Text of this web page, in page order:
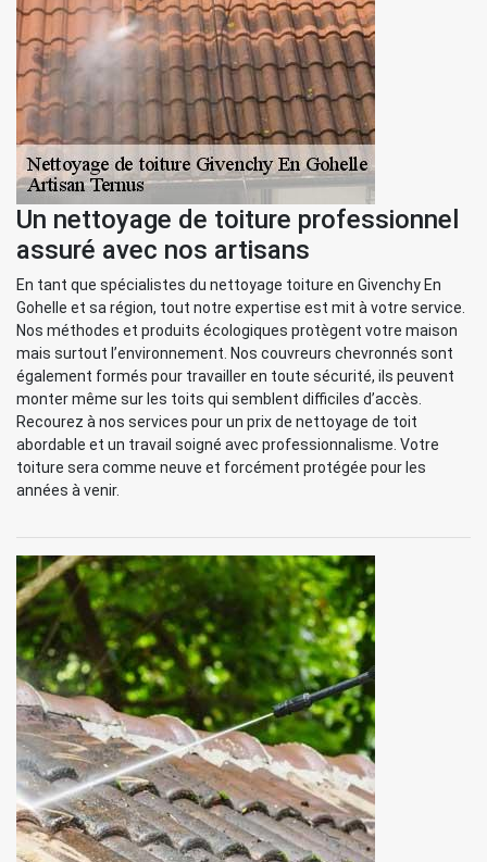
Un nettoyage de toiture professionnel
assuré avec nos artisans
En tant que spécialistes du nettoyage toiture en Givenchy En
Gohelle et sa région, tout notre expertise est mit à votre service.
Nos méthodes et produits écologiques protègent votre maison
mais surtout l’environnement. Nos couvreurs chevronnés sont
également formés pour travailler en toute sécurité, ils peuvent
monter même sur les toits qui semblent difficiles d’accès.
Recourez à nos services pour un prix de nettoyage de toit
abordable et un travail soigné avec professionnalisme. Votre
toiture sera comme neuve et forcément protégée pour les
années à venir.